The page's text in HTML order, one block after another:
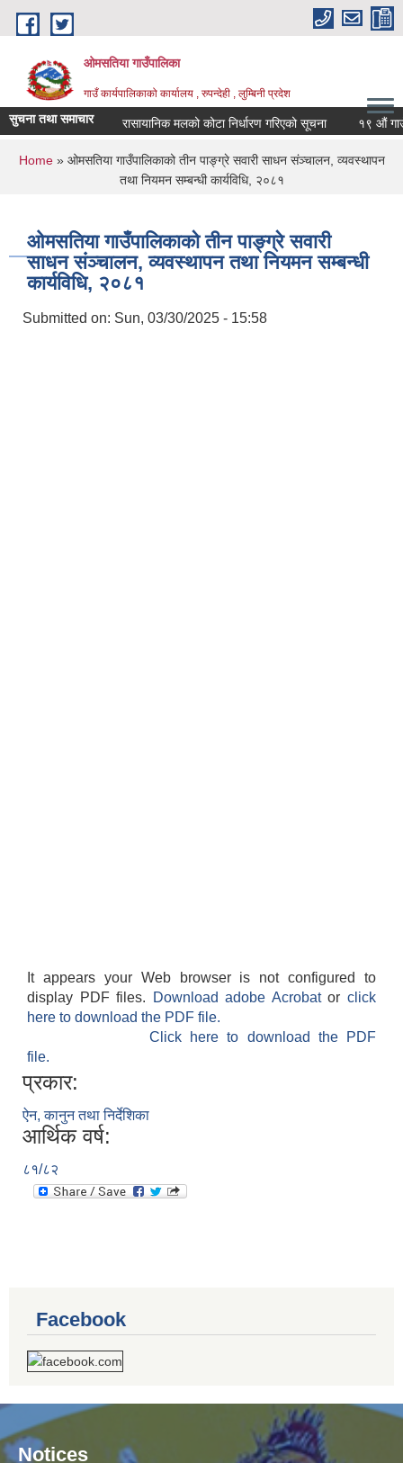
Skip to main content
ओमसतिया गाउँपालिका
गाउँ कार्यपालिकाको कार्यालय , रुपन्देही , लुम्बिनी प्रदेश
सुचना तथा समाचार रासायानिक मलको कोटा निर्धारण गरिएको सूचना १९ औं
You are here
Home» ओमसतिया गाउँपालिकाको तीन पाङ्ग्रे सवारी साधन संञ्चालन, व्यवस्थापन
तथा नियमन सम्बन्धी कार्यविधि, २०८१
ओमसतिया गाउँपालिकाको तीन पाङ्ग्रे सवारी
साधन संञ्चालन, व्यवस्थापन तथा नियमन सम्बन्धी
कार्यविधि, २०८१
Submitted on: Sun, 03/30/2025 - 15:58
It appears your Web browser is not configured to
display PDF files.
Download adobe Acrobatorclick
here to download the PDF file.
Click here to download the PDF
file.
प्रकार:
ऐन, कानुन तथा निर्देशिका
आर्थिक वर्ष:
८१/८२
Facebook
Notices